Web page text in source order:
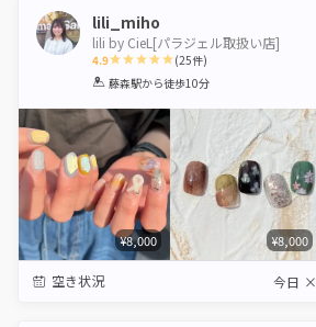
lili_miho
lili by CieL[パラジェル取扱い店]
4.9
1 2 3 4 5
(25件)
藤森駅から徒歩10分
¥8,000 ¥8,000
空き状況 今日 ×